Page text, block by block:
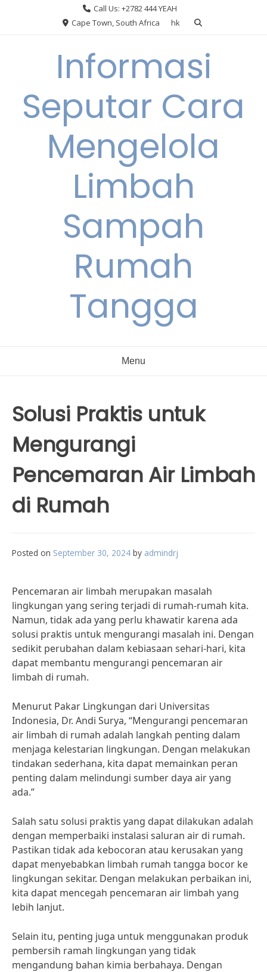
Call Us: +2782 444 YEAH
Cape Town, South Africa
hk
Informasi
Seputar Cara
Mengelola
Limbah
Sampah
Rumah
Tangga
Menu
Solusi Praktis untuk
Mengurangi
Pencemaran Air Limbah
di Rumah
Posted on September 30, 2024 by admindrj
Pencemaran air limbah merupakan masalah
lingkungan yang sering terjadi di rumah-rumah kita.
Namun, tidak ada yang perlu khawatir karena ada
solusi praktis untuk mengurangi masalah ini. Dengan
sedikit perubahan dalam kebiasaan sehari-hari, kita
dapat membantu mengurangi pencemaran air
limbah di rumah.
Menurut Pakar Lingkungan dari Universitas
Indonesia, Dr. Andi Surya, “Mengurangi pencemaran
air limbah di rumah adalah langkah penting dalam
menjaga kelestarian lingkungan. Dengan melakukan
tindakan sederhana, kita dapat memainkan peran
penting dalam melindungi sumber daya air yang
ada.”
Salah satu solusi praktis yang dapat dilakukan adalah
dengan memperbaiki instalasi saluran air di rumah.
Pastikan tidak ada kebocoran atau kerusakan yang
dapat menyebabkan limbah rumah tangga bocor ke
lingkungan sekitar. Dengan melakukan perbaikan ini,
kita dapat mencegah pencemaran air limbah yang
lebih lanjut.
Selain itu, penting juga untuk menggunakan produk
pembersih ramah lingkungan yang tidak
mengandung bahan kimia berbahaya. Dengan